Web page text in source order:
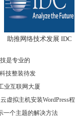
助推网络技术发展 IDC
是专业的
技整装待发
业互联网大厦
虚拟主机安装WordPress程
一个主题的解决方法